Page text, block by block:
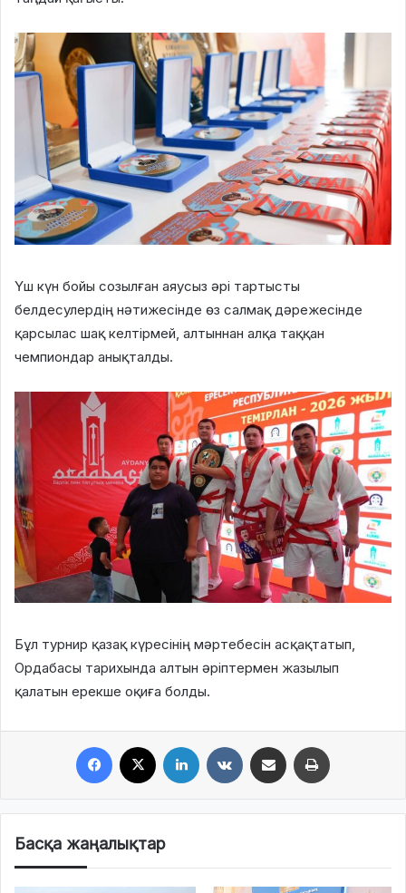
Үш күн бойы созылған аяусыз әрі тартысты
белдесулердің нәтижесінде өз салмақ дәрежесінде
қарсылас шақ келтірмей, алтыннан алқа таққан
чемпиондар анықталды.
Бұл турнир қазақ күресінің мәртебесін асқақтатып,
Ордабасы тарихында алтын әріптермен жазылып
қалатын ерекше оқиға болды.
Басқа жаңалықтар